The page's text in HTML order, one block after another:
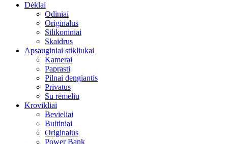
Dėklai
Odiniai
Originalus
Silikoniniai
Skaidrus
Apsauginiai stikliukai
Kamerai
Paprasti
Pilnai dengiantis
Privatus
Su rėmeliu
Krovikliai
Bevieliai
Buitiniai
Originalus
Power Bank